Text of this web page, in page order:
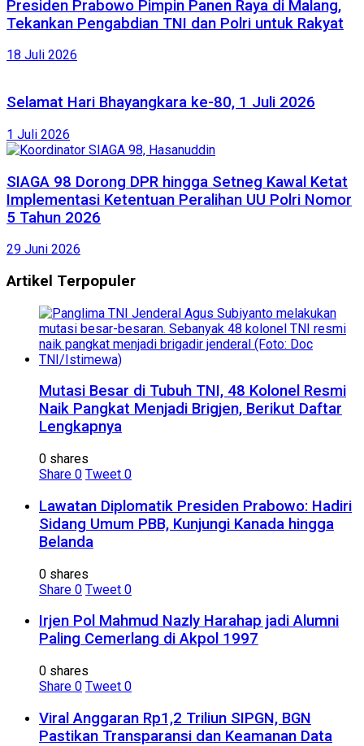
Presiden Prabowo Pimpin Panen Raya di Malang,
Tekankan Pengabdian TNI dan Polri untuk Rakyat
18 Juli 2026
Selamat Hari Bhayangkara ke-80, 1 Juli 2026
1 Juli 2026
SIAGA 98 Dorong DPR hingga Setneg Kawal Ketat
Implementasi Ketentuan Peralihan UU Polri Nomor
5 Tahun 2026
29 Juni 2026
Artikel Terpopuler
Mutasi Besar di Tubuh TNI, 48 Kolonel Resmi
Naik Pangkat Menjadi Brigjen, Berikut Daftar
Lengkapnya
0 shares
Share 0 Tweet 0
Lawatan Diplomatik Presiden Prabowo: Hadiri
Sidang Umum PBB, Kunjungi Kanada hingga
Belanda
0 shares
Share 0 Tweet 0
Irjen Pol Mahmud Nazly Harahap jadi Alumni
Paling Cemerlang di Akpol 1997
0 shares
Share 0 Tweet 0
Viral Anggaran Rp1,2 Triliun SIPGN, BGN
Pastikan Transparansi dan Keamanan Data